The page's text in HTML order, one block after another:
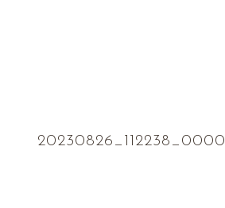
20230826_112238_0000